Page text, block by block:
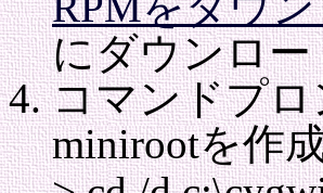
にダウンロ
コマンドプ
minirootを作